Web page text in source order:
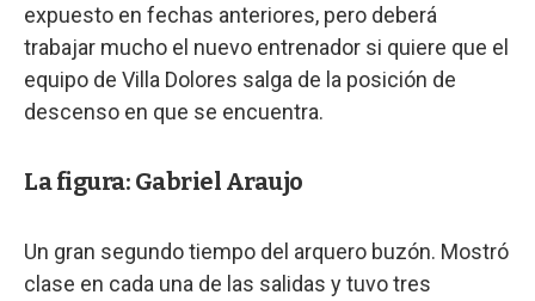
expuesto en fechas anteriores, pero deberá
trabajar mucho el nuevo entrenador si quiere que el
equipo de Villa Dolores salga de la posición de
descenso en que se encuentra.
La figura: Gabriel Araujo
Un gran segundo tiempo del arquero buzón. Mostró
clase en cada una de las salidas y tuvo tres